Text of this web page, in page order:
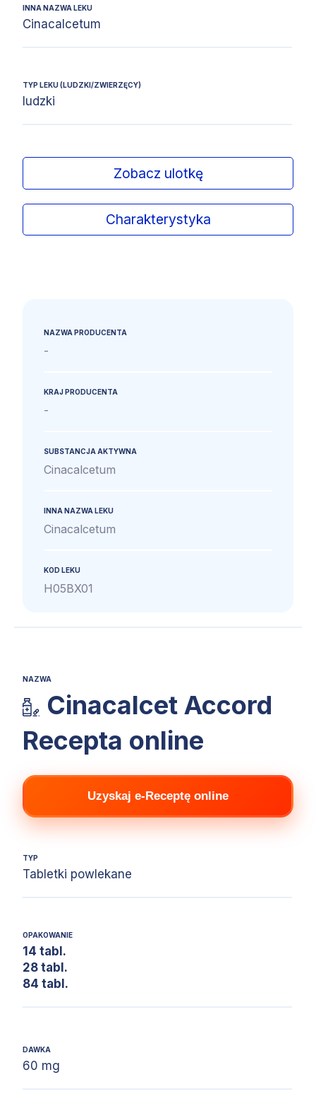
INNA NAZWA LEKU
Cinacalcetum
TYP LEKU (LUDZKI/ZWIERZĘCY)
ludzki
Zobacz ulotkę
Charakterystyka
NAZWA PRODUCENTA
-
KRAJ PRODUCENTA
-
SUBSTANCJA AKTYWNA
Cinacalcetum
INNA NAZWA LEKU
Cinacalcetum
KOD LEKU
H05BX01
NAZWA
Cinacalcet Accord
Recepta online
Uzyskaj e-Receptę online
TYP
Tabletki powlekane
OPAKOWANIE
14 tabl.
28 tabl.
84 tabl.
DAWKA
60 mg